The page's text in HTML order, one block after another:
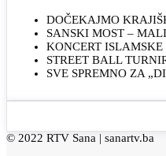
DOČEKAJMO
SANSKI MOST –
KONCERT
STREET BALL
SVE SPREMNO ZA
© 2022 RTV Sana | sanartv.ba